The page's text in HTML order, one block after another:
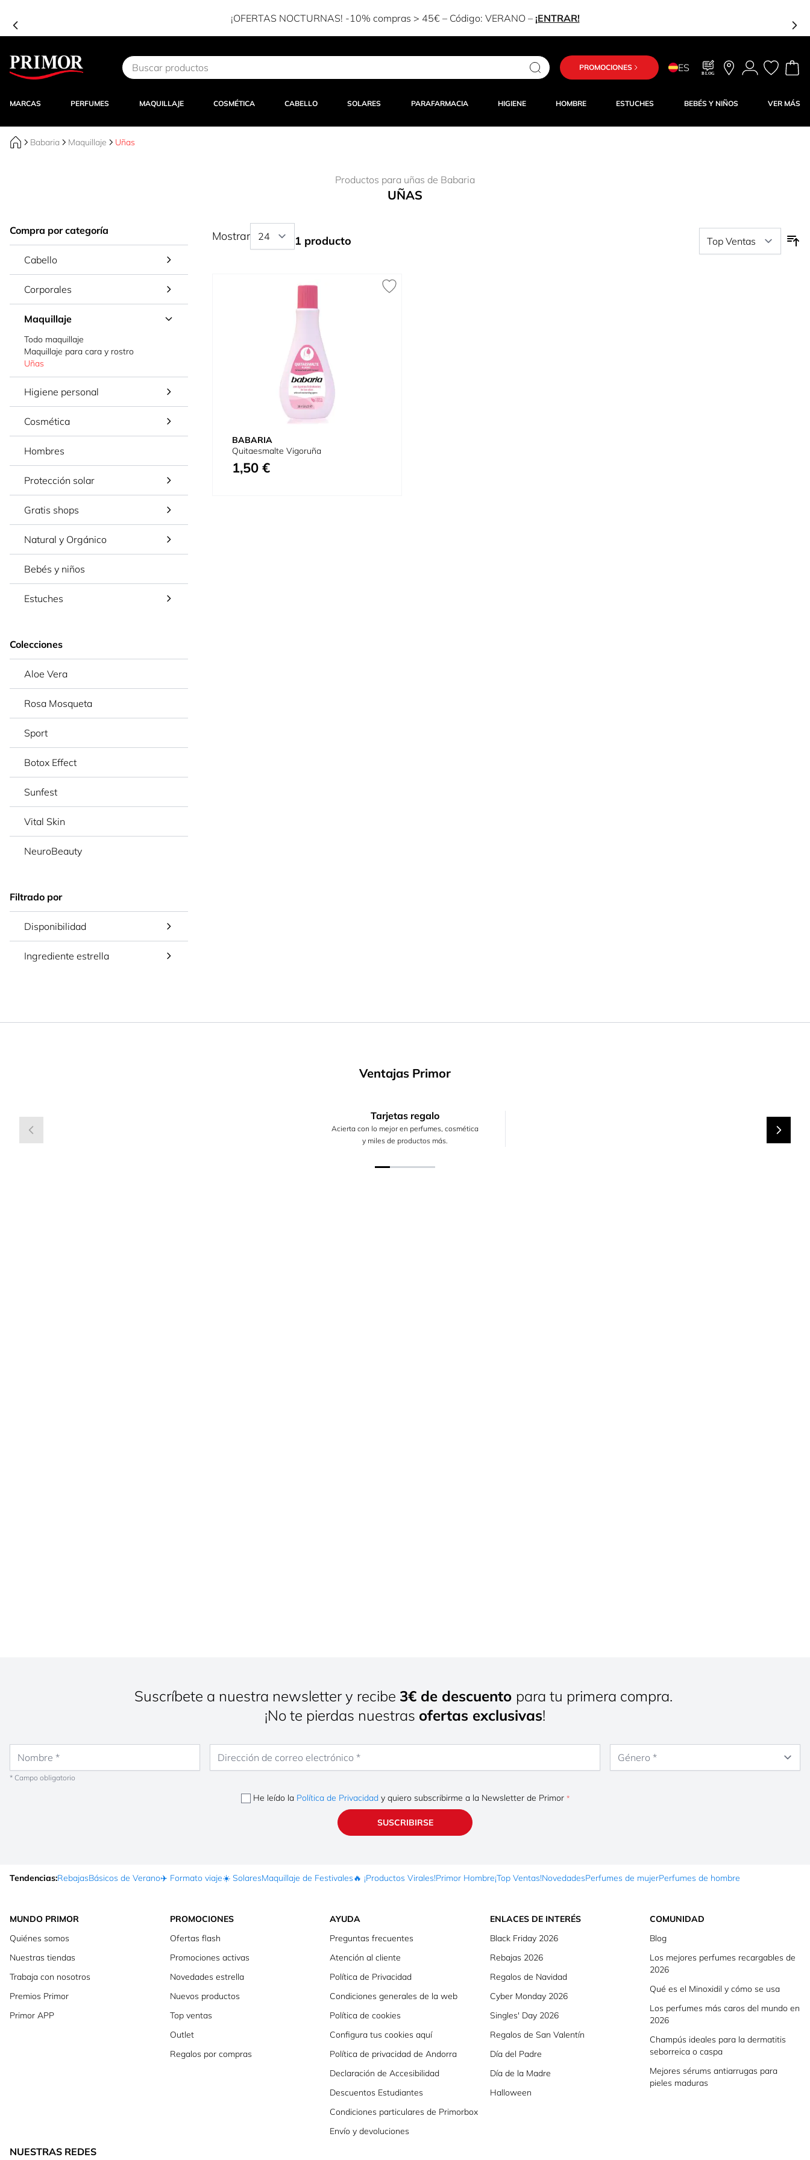
¡OFERTAS NOCTURNAS! -10% compras > 45€ – Código: VERANO– ¡ENTRAR!
Ir al contenido
PROMOCIONES ES BLOG
MARCAS PERFUMES MAQUILLAJE COSMÉTICA CABELLO SOLARES PARAFARMACIA HIGIENE HOMBRE ESTUCHES BEBÉS Y NIÑOS VER MÁS
Babaria Maquillaje Uñas
Productos para uñas de Babaria
UÑAS
Compra por categoría
Cabello
Corporales
Maquillaje
Todo maquillaje
Maquillaje para cara y rostro
Uñas
Higiene personal
Cosmética
Hombres
Protección solar
Gratis shops
Natural y Orgánico
Bebés y niños
Estuches
Colecciones
Aloe Vera
Rosa Mosqueta
Sport
Botox Effect
Sunfest
Vital Skin
NeuroBeauty
Filtrado por
Disponibilidad
Ingrediente estrella
Mostrar 1 producto
BABARIA
Quitaesmalte Vigoruña
1,50 €
Ventajas Primor
Tarjetas regalo
Acierta con lo mejor en perfumes, cosmética
y miles de productos más.
Suscríbete a nuestra newsletter y recibe 3€ de descuento para tu primera compra.
¡No te pierdas nuestras ofertas exclusivas!
* Campo obligatorio
He leído la Política de Privacidady quiero subscribirme a la Newsletter de Primor
SUSCRIBIRSE
Tendencias:RebajasBásicos de Verano✈️ Formato viaje☀️ SolaresMaquillaje de Festivales🔥 ¡Productos Virales!Primor Hombre¡Top Ventas!NovedadesPerfumes de mujerPerfumes de hombre
MUNDO PRIMOR
Quiénes somos
Nuestras tiendas
Trabaja con nosotros
Premios Primor
Primor APP
PROMOCIONES
Ofertas flash
Promociones activas
Novedades estrella
Nuevos productos
Top ventas
Outlet
Regalos por compras
AYUDA
Preguntas frecuentes
Atención al cliente
Política de Privacidad
Condiciones generales de la web
Política de cookies
Configura tus cookies aquí
Política de privacidad de Andorra
Declaración de Accesibilidad
Descuentos Estudiantes
Condiciones particulares de Primorbox
Envío y devoluciones
ENLACES DE INTERÉS
Black Friday 2026
Rebajas 2026
Regalos de Navidad
Cyber Monday 2026
Singles' Day 2026
Regalos de San Valentín
Día del Padre
Día de la Madre
Halloween
COMUNIDAD
Blog
Los mejores perfumes recargables de
2026
Qué es el Minoxidil y cómo se usa
Los perfumes más caros del mundo en
2026
Champús ideales para la dermatitis
seborreica o caspa
Mejores sérums antiarrugas para
pieles maduras
NUESTRAS REDES